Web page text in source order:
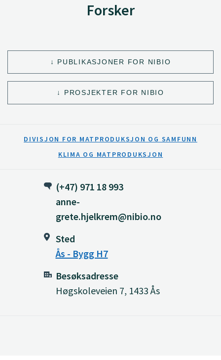
Forsker
PUBLIKASJONER FOR NIBIO
PROSJEKTER FOR NIBIO
DIVISJON FOR MATPRODUKSJON OG SAMFUNN
KLIMA OG MATPRODUKSJON
(+47) 971 18 993
anne-
grete.hjelkrem@nibio.no
Sted
Ås - Bygg H7
Besøksadresse
Høgskoleveien 7, 1433 Ås